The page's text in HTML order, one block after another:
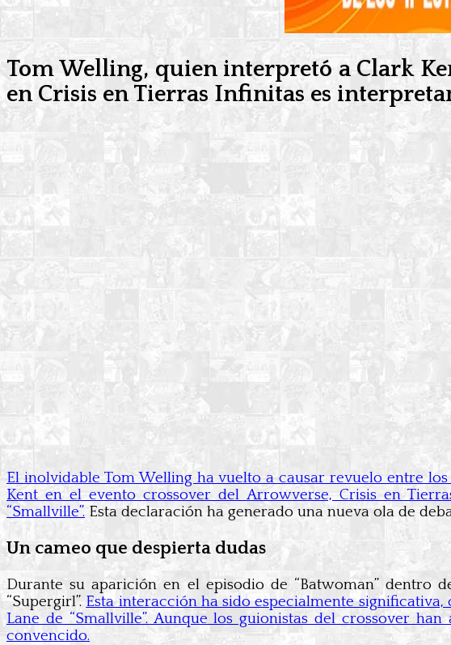
Tom Welling, quien interpretó a Clark
en Crisis en Tierras Infinitas es
El inolvidable Tom Welling ha vuelto a causar revuelo entre
Kent en el evento crossover del Arrowverse, Crisis en
“Smallville”. Esta declaración ha generado una nueva ola de
Un cameo que despierta dudas
Durante su aparición en el episodio de “Batwoman” dentro
“Supergirl”.Esta interacción ha sido especialmente
Lane de “Smallville”. Aunque los guionistas del crossover
convencido.